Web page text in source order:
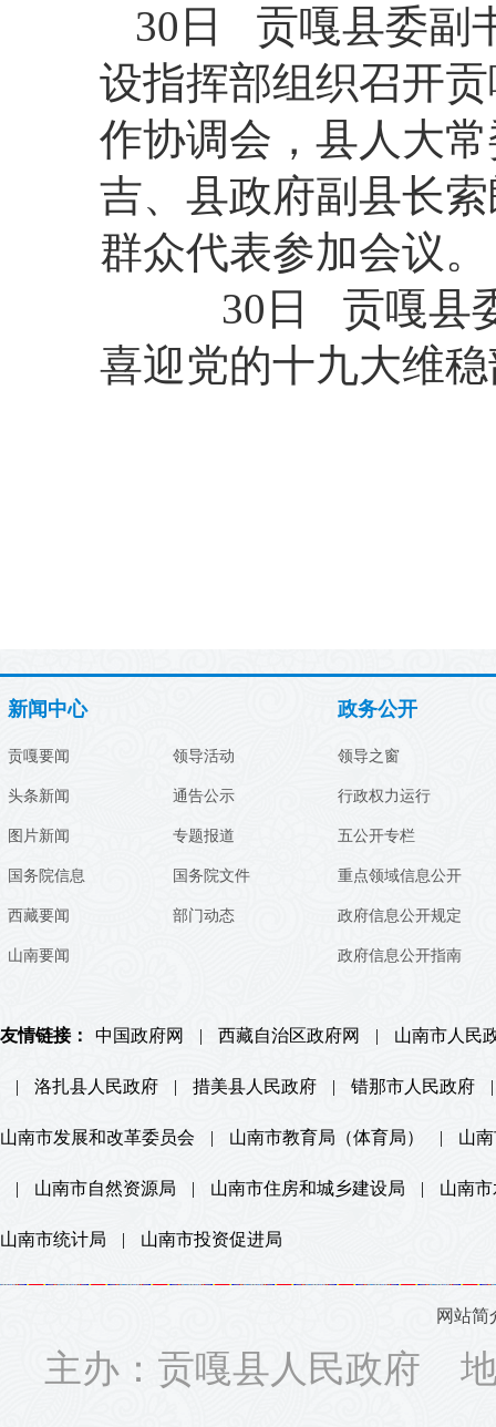
30日 贡嘎县委副
设指挥部组织召开
作协调会，县人大
吉、县政府副县长
群众代表参加会议。
30日 贡嘎县委
喜迎党的十九大维
新闻中心
贡嘎要闻
头条新闻
图片新闻
国务院信息
西藏要闻
山南要闻
领导活动
通告公示
专题报道
国务院文件
部门动态
政务公开
领导之窗
行政权力运行
五公开专栏
重点领域信息公开
政府信息公开规定
政府信息公开指南
友情链接： 中国政府网 | 西藏自治区政府网 | 山南市人民
| 洛扎县人民政府 | 措美县人民政府 | 错那市人民政府 |
山南市发展和改革委员会 | 山南市教育局（体育局） | 山
| 山南市自然资源局 | 山南市住房和城乡建设局 | 山南
山南市统计局 | 山南市投资促进局
网站简
主办：贡嘎县人民政府